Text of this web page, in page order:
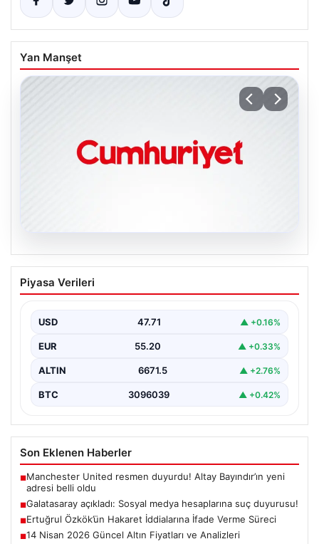
Yan Manşet
06.08.2026
Galatasaray açıkladı: Sosyal medya
hesaplarına suç duyurusu!
Hukuki Adım Attı”, “content”: “ Galatasaray Spor…
Piyasa Verileri
USD 47.71 ▲ +0.16%
EUR 55.20 ▲ +0.33%
ALTIN 6671.5 ▲ +2.76%
BTC 3096039 ▲ +0.42%
Son Eklenen Haberler
■Manchester United resmen duyurdu! Altay Bayındır’ın yeni
adresi belli oldu
■Galatasaray açıkladı: Sosyal medya hesaplarına suç duyurusu!
■Ertuğrul Özkök’ün Hakaret İddialarına İfade Verme Süreci
■14 Nisan 2026 Güncel Altın Fiyatları ve Analizleri